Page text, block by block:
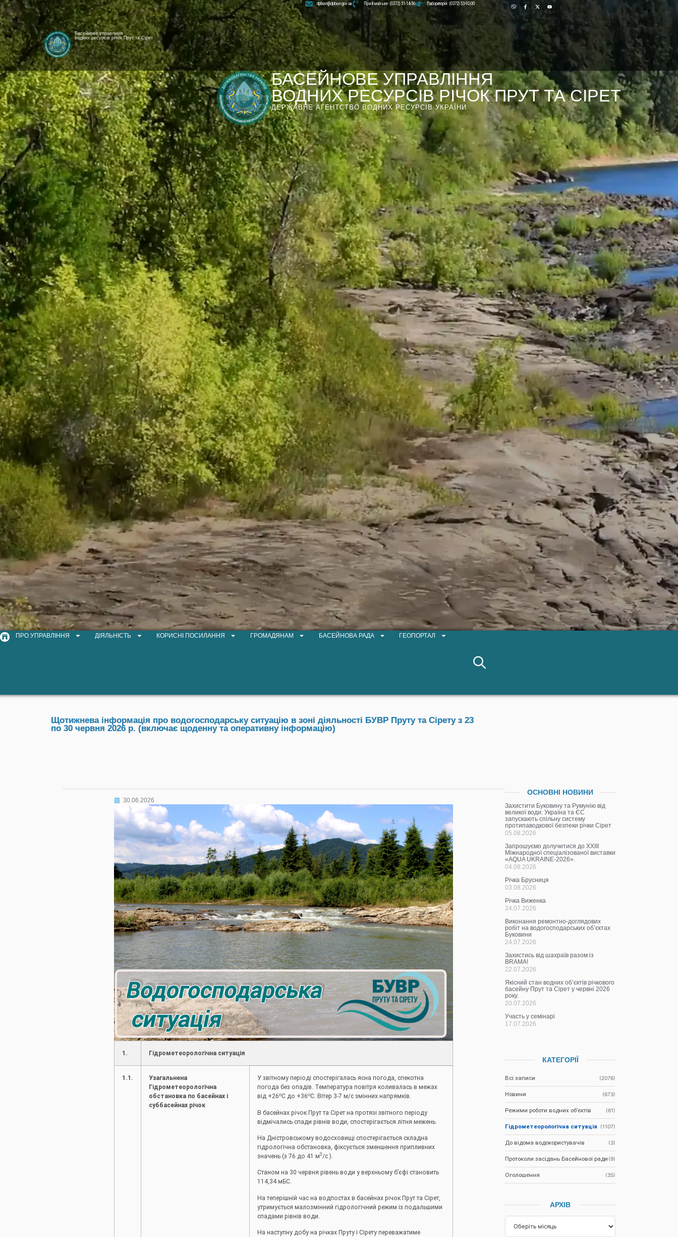
[newyear_garland]
Басейнове управління
водних ресурсів річок Прут та Сірет
Лабораторія: (0372) 53-92-00
dpbuvr@dpbuvr.gov.ua Приймальня: (0372) 51-14-56
БАСЕЙНОВЕ УПРАВЛІННЯ
ВОДНИХ РЕСУРСІВ РІЧОК ПРУТ ТА СІРЕТ
ДЕРЖАВНЕ АГЕНТСТВО ВОДНИХ РЕСУРСІВ УКРАЇНИ
ПРО УПРАВЛІННЯ ДІЯЛЬНІСТЬ КОРИСНІ ПОСИЛАННЯ ГРОМАДЯНАМ БАСЕЙНОВА РАДА ГЕОПОРТАЛ
Щотижнева інформація про водогосподарську ситуацію в зоні діяльності БУВР Пруту та Сірету з 23
по 30 червня 2026 р. (включає щоденну та оперативну інформацію)
30.06.2026
1. Гідрометеорологічна ситуація
1.1.
Узагальнена
Гідрометеорологічна
обстановка по басейнах і
суббасейнах річок
У звітному періоді спостерігалась ясна погода, спекотна
погода без опадів. Температура повітря коливалась в межах
від +26оС до +36оС. Вітер 3-7 м/с змінних напрямків.
В басейнах річок Прут та Сірет на протязі звітного періоду
відмічались спади рівнів води, спостерігається літня межень.
На Дністровському водосховищі спостерігається складна
гідрологічна обстановка, фіксується зменшення припливних
значень (з 76 до 41 м3/с ).
Станом на 30 червня рівень води у верхньому б’єфі становить
114,34 мБС.
На теперішній час на водпостах в басейнах річок Прут та Сірет,
утримується малозмінний гідрологічний режим із подальшими
спадами рівнів води.
На наступну добу на річках Пруту і Сірету переважатиме
ОСНОВНІ НОВИНИ
Захистити Буковину та Румунію від
великої води: Україна та ЄС
запускають спільну систему
протипаводкової безпеки річки Сірет
05.08.2026
Запрошуємо долучитися до ХХІІІ
Міжнародної спеціалізованої виставки
«AQUA UKRAINE-2026».
04.08.2026
Річка Брусниця
03.08.2026
Річка Виженка
24.07.2026
Виконання ремонтно-доглядових
робіт на водогосподарських об’єктах
Буковини
24.07.2026
Захистись від шахраїв разом із
BRAMA!
22.07.2026
Якісний стан водних об’єктів річкового
басейну Прут та Сірет у червні 2026
року.
20.07.2026
Участь у семінарі
17.07.2026
КАТЕГОРІЇ
Всі записи (2076)
Новини (673)
Режими роботи водних об’єктів (61)
Гідрометеорологічна ситуація (1107)
До відома водокористувачів (3)
Протоколи засідань Басейнової ради (9)
Оголошення (35)
АРХІВ